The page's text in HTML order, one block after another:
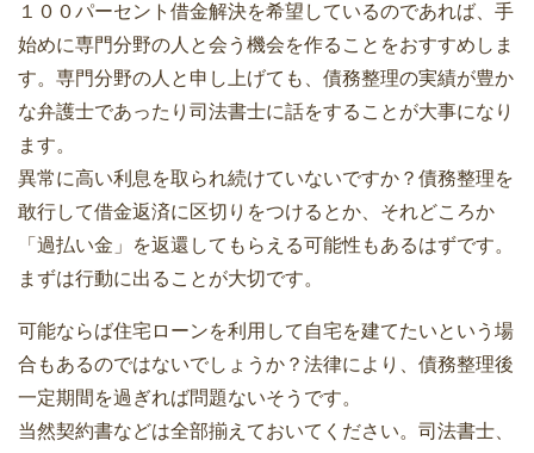
１００パーセント借金解決を希望しているのであれば、手
始めに専門分野の人と会う機会を作ることをおすすめしま
す。専門分野の人と申し上げても、債務整理の実績が豊か
な弁護士であったり司法書士に話をすることが大事になり
ます。
異常に高い利息を取られ続けていないですか？債務整理を
敢行して借金返済に区切りをつけるとか、それどころか
「過払い金」を返還してもらえる可能性もあるはずです。
まずは行動に出ることが大切です。
可能ならば住宅ローンを利用して自宅を建てたいという場
合もあるのではないでしょうか？法律により、債務整理後
一定期間を過ぎれば問題ないそうです。
当然契約書などは全部揃えておいてください。司法書士、